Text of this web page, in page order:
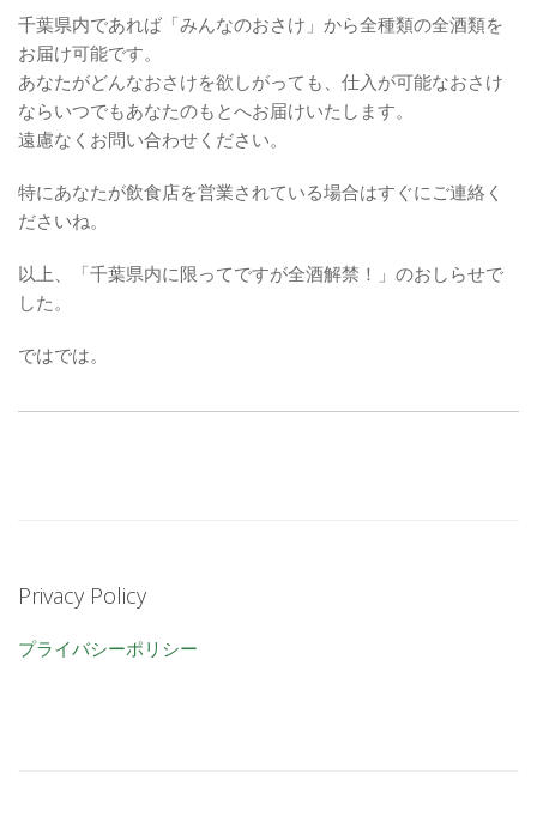
千葉県内であれば「みんなのおさけ」から全種類の全酒類を
お届け可能です。
あなたがどんなおさけを欲しがっても、仕入が可能なおさけ
ならいつでもあなたのもとへお届けいたします。
遠慮なくお問い合わせください。
特にあなたが飲食店を営業されている場合はすぐにご連絡く
ださいね。
以上、「千葉県内に限ってですが全酒解禁！」のおしらせで
した。
ではでは。
Privacy Policy
プライバシーポリシー